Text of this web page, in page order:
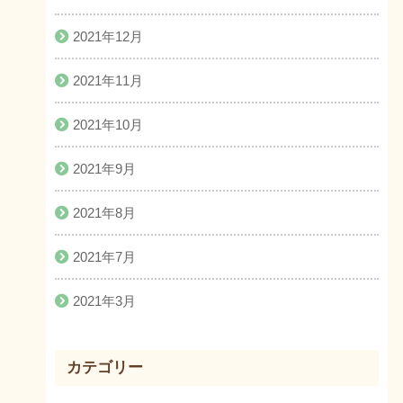
2021年12月
2021年11月
2021年10月
2021年9月
2021年8月
2021年7月
2021年3月
カテゴリー